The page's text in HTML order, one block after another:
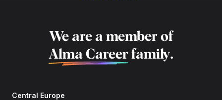
We are a member of
Alma Career family.
Central Europe